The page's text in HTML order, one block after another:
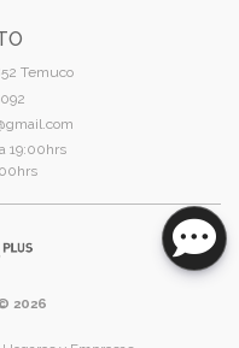
Temuco
19:00hrs
2026